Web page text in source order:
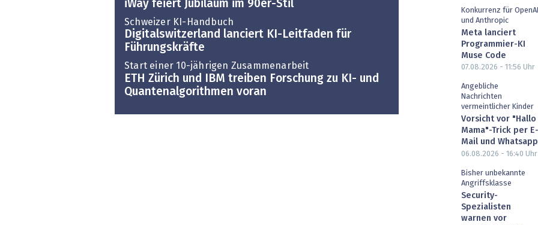
iWay feiert Jubiläum im 90er-Stil
Schweizer KI-Handbuch
Digitalswitzerland lanciert KI-Leitfaden für
Führungskräfte
Start einer 10-jährigen Zusammenarbeit
ETH Zürich und IBM treiben Forschung zu KI- und
Quantenalgorithmen voran
Konkurrenz für OpenAI
und Anthropic
Meta lanciert
Programmier-KI
Muse Code
07.08.2026 - 11:56 Uhr
Angebliche
Nachrichten
vermeintlicher Kinder
Vorsicht vor "Hallo
Mama"-Trick per E-
Mail und Whatsapp
06.08.2026 - 16:40 Uhr
Bisher unbekannte
Angriffsklasse
Security-
Spezialisten
warnen vor